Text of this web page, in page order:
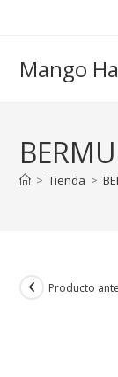
Mango
> Tienda >
Producto